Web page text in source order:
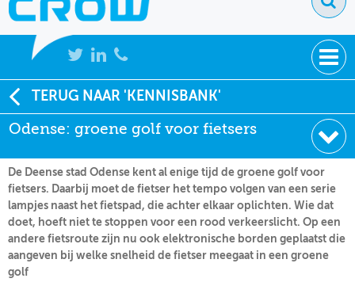
NIEUWS
BIJEENKOMSTEN
KENNISBANK
ADRESSENBOEK
OVER FIETSBERAAD
THEMASITES
TERUG NAAR 'KENNISBANK'
Odense: groene golf voor fietsers
Soort:
Nieuws Fietsberaad
Datum:
12-10-2005
De Deense stad Odense kent al enige tijd de groene golf voor
fietsers. Daarbij moet de fietser het tempo volgen van een serie
lampjes naast het fietspad, die achter elkaar oplichten. Wie dat
doet, hoeft niet te stoppen voor een rood verkeerslicht. Op een
andere fietsroute zijn nu ook elektronische borden geplaatst die
aangeven bij welke snelheid de fietser meegaat in een groene
golf